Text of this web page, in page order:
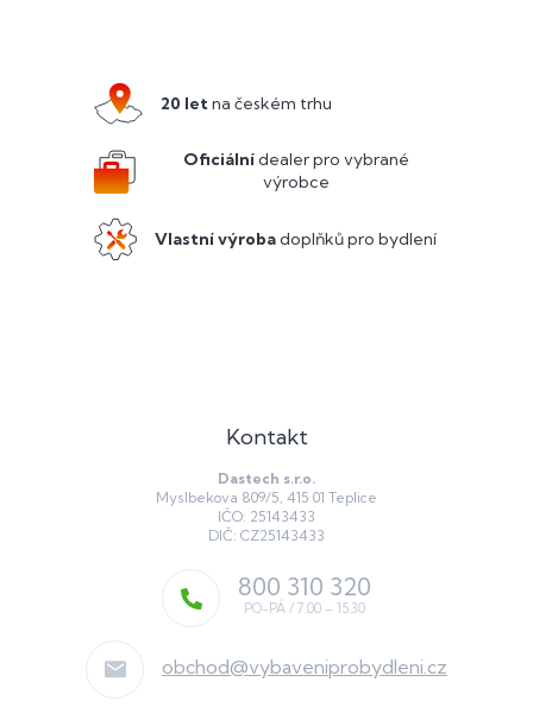
20 letna českém trhu
Oficiálnídealer pro vybrané
výrobce
Vlastní výrobadoplňků pro bydlení
Kontakt
Dastech s.r.o.
Myslbekova 809/5, 415 01 Teplice
IČO: 25143433
DIČ: CZ25143433
obchod@vybaveniprobydleni.cz
800 310 320